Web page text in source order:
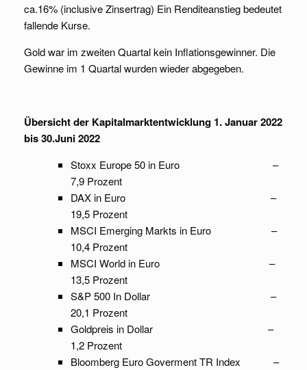
ca.16% (inclusive Zinsertrag) Ein Renditeanstieg bedeutet
fallende Kurse.
Gold war im zweiten Quartal kein Inflationsgewinner. Die
Gewinne im 1 Quartal wurden wieder abgegeben.
Übersicht der Kapitalmarktentwicklung 1. Januar 2022
bis 30.Juni 2022
Stoxx Europe 50 in Euro –
7,9 Prozent
DAX in Euro –
19,5 Prozent
MSCI Emerging Markts in Euro –
10,4 Prozent
MSCI World in Euro –
13,5 Prozent
S&P 500 In Dollar –
20,1 Prozent
Goldpreis in Dollar –
1,2 Prozent
Bloomberg Euro Goverment TR Index –